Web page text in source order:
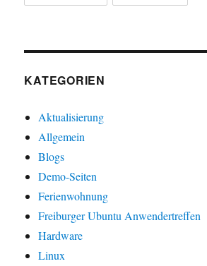
KATEGORIEN
Aktualisierung
Allgemein
Blogs
Demo-Seiten
Ferienwohnung
Freiburger Ubuntu Anwendertreffen
Hardware
Linux